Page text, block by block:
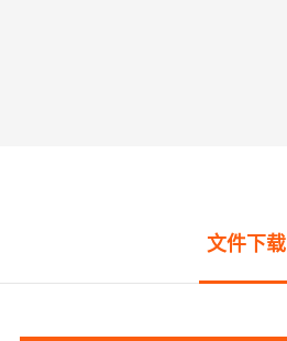
文件下载